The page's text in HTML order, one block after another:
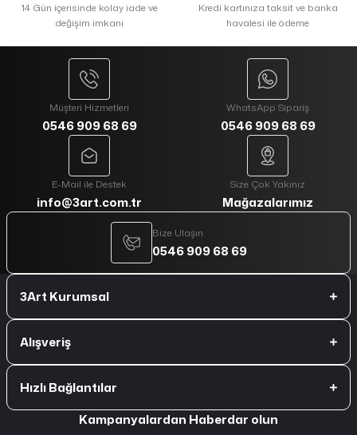
14 Gün içerisinde kolay iade ve
değişim imkanı
Kredi kartınıza taksit ve banka
havalesi ile ödeme
Müşteri Hizmetleri
0546 909 68 69
WhatsApp Sipariş
0546 909 68 69
E-Mail ile Destek
info@3art.com.tr
Size Çok Yakınız
Mağazalarımız
Bize Ulaşın
0546 909 68 69
3Art Kurumsal
Alışveriş
Hızlı Bağlantılar
Kampanyalardan Haberdar olun